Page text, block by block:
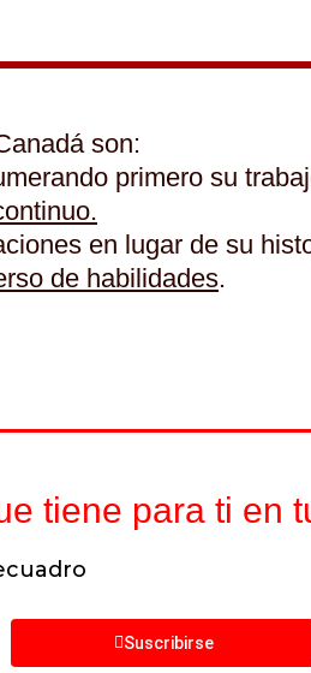
son:
primero su
en lugar de su
de habilidades.
tiene para ti en
Suscribirse